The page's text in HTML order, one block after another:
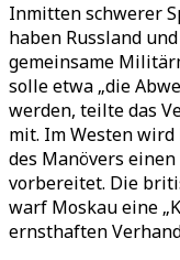
Inmitten schwerer
haben Russland
gemeinsame
solle etwa „die
werden, teilte das
mit. Im Westen
des Manövers
vorbereitet. Die
warf Moskau eine
ernsthaften